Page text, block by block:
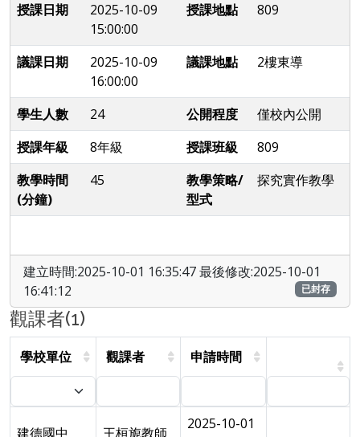
授課日期
2025-10-09
15:00:00
授課地點 809
議課日期
2025-10-09
16:00:00
議課地點 2樓東導
學生人數 24 公開程度
僅校內公開
授課年級
8年級 授課班級
809
教學時間
(分鐘)
45
教學策略/
型式
探究實作教學
建立時間:2025-10-01 16:35:47 最後修改:2025-10-01
16:41:12
已封存
觀課者(1)
學校單位 觀課者 申請時間
建德國中 王桓旎教師
2025-10-01